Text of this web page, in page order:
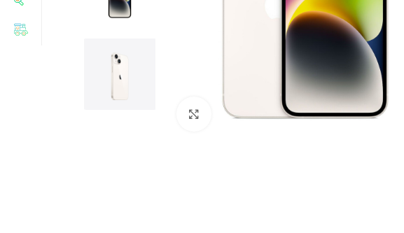
Κάντε κλικ για μεγέθυνση